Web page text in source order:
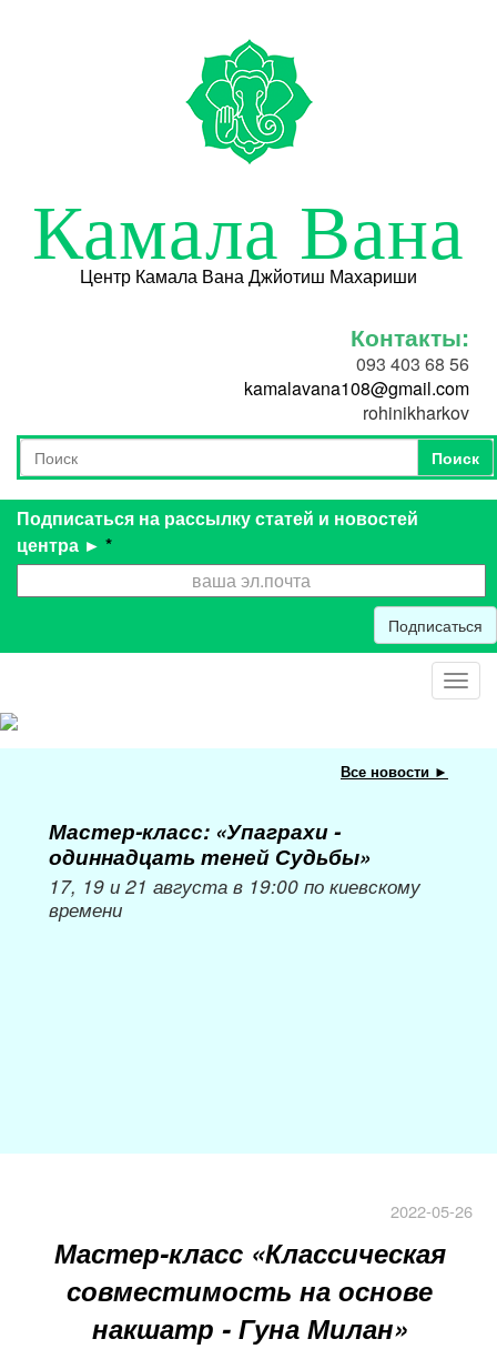
Камала Вана
Центр Камала Вана Джйотиш Махариши
Контакты:
093 403 68 56
kamalavana108@gmail.com
rohinikharkov
Форма поиска
Поиск
Поиск
Подписаться на рассылку статей и новостей
центра ► *
Подписаться
Все новости ►
Мастер-класс: «Упаграхи -
одиннадцать теней Судьбы»
17, 19 и 21 августа в 19:00 по киевскому
времени
2022-05-26
Мастер-класс «Классическая
совместимость на основе
накшатр - Гуна Милан»